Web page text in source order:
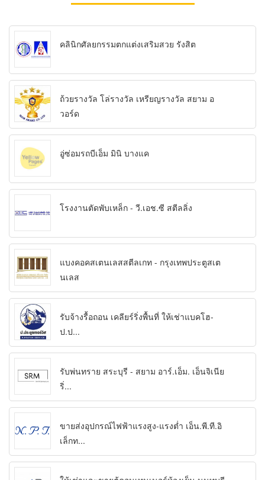
คลินิกศัลยกรรมตกแต่งเสริมสวย รังสิต
ถ้วยรางวัล โล่รางวัล เหรียญรางวัล สยาม อ
วอร์ด
อู่ซ่อมรถบีเอ็ม มินิ บางแค
โรงงานตัดพับเหล็ก - วี.เอช.ซี สตีลลิ่ง
แบงคอคสเตนเลสสตีลเกท - กรุงเทพประตูสเต
นเลส
รับจ้างรื้อถอน เคลียร์ริ่งพื้นที่ ให้เช่าแบคโฮ-
ป.ป...
รับพ่นทราย สระบุรี - สยาม อาร์.เอ็ม. เอ็นจิเนีย
ริ่...
ขายส่งอุปกรณ์ไฟฟ้าแรงสูง-แรงต่ำ เอ็น.พี.ที.อิ
เล็กท...